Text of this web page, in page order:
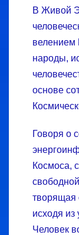
В Живой
велением
народы,
основе
Говоря о
Космоса,
творящая
исходя из
Человек